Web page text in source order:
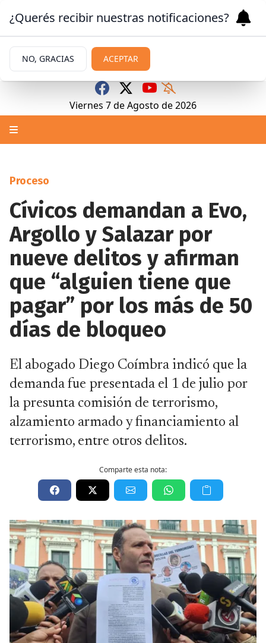
Viernes 7deAgosto de 2026
Proceso
Cívicos demandan a Evo,
Argollo y Salazar por
nueve delitos y afirman
que “alguien tiene que
pagar” por los más de 50
días de bloqueo
El abogado Diego Coímbra indicó que la
demanda fue presentada el 1 de julio por
la presunta comisión de terrorismo,
alzamiento armado y financiamiento al
terrorismo, entre otros delitos.
Comparte esta nota:
¿Querés recibir nuestras notificaciones?
NO, GRACIAS ACEPTAR